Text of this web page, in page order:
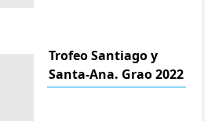
Trofeo Santiago y
Santa-Ana. Grao 2022